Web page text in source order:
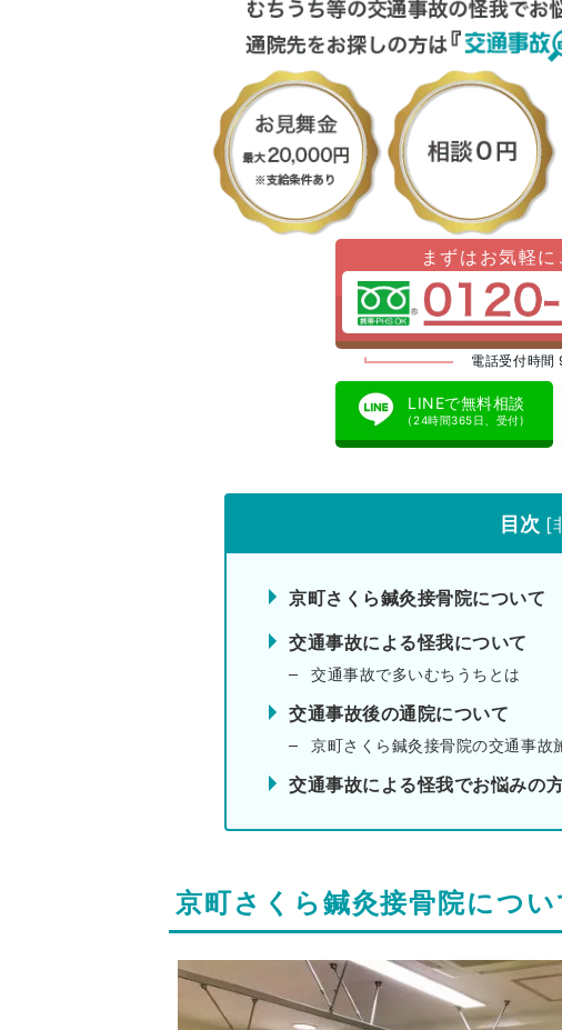
まずはお気軽
電話受付時
LINEで無料相談
(24時間365日、受付)
目次 [
京町さくら鍼灸接骨院について
交通事故による怪我について
交通事故で多いむちうちとは
交通事故後の通院について
京町さくら鍼灸接骨院の交通事故
交通事故による怪我でお悩みの
京町さくら鍼灸接骨院につい